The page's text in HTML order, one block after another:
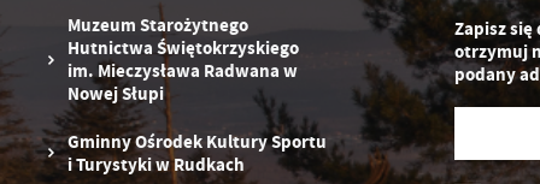
Muzeum Starożytnego
Hutnictwa Świętokrzyskiego
im. Mieczysława Radwana w
Nowej Słupi
Gminny Ośrodek Kultury Sportu
i Turystyki w Rudkach
Zapisz
otrzymuj
podany